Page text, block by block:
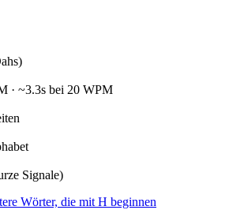
· ~3.3s bei 20 WPM
Signale)
Wörter, die mit H beginnen